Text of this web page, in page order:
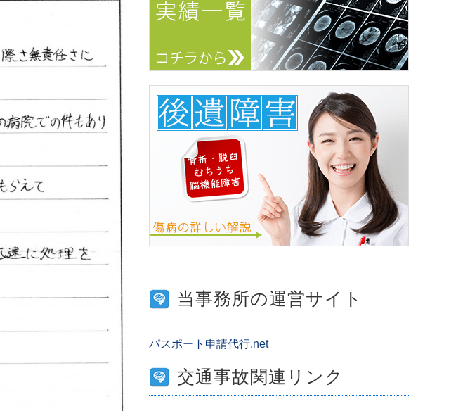
当事務所の運営サイト
パスポート申請代行.net
交通事故関連リンク